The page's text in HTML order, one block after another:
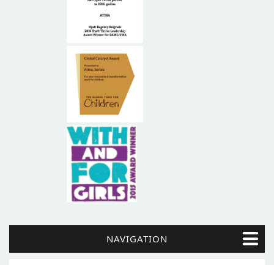
NAVIGATION